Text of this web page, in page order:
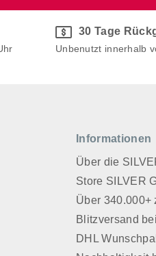
30 Tage
Unbenutzt innerhalb
Informationen
Über die
Store SILVER
Über 340.000+
Blitzversand
DHL